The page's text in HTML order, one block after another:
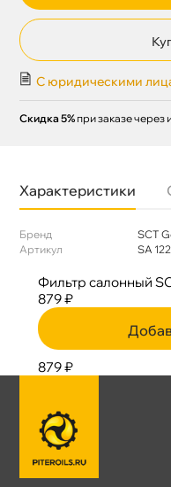
С юридическими
Скидка 5% при заказе через
Характеристики
Бренд
SCT
Артикул
SA
Фильтр салонный
879 ₽
879 ₽